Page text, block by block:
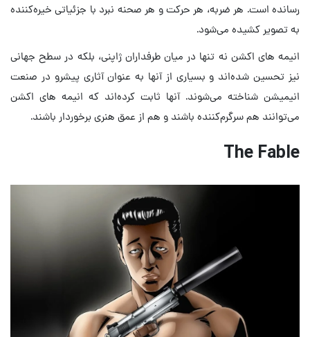
رسانده است. هر ضربه، هر حرکت و هر صحنه نبرد با جزئیاتی خیره‌کننده
به تصویر کشیده می‌شود.
انیمه‌ های اکشن نه تنها در میان طرفداران ژاپنی، بلکه در سطح جهانی
نیز تحسین شده‌اند و بسیاری از آنها به عنوان آثاری پیشرو در صنعت
انیمیشن شناخته می‌شوند. آنها ثابت کرده‌اند که انیمه‌ های اکشن
می‌توانند هم سرگرم‌کننده باشند و هم از عمق هنری برخوردار باشند.
The Fable